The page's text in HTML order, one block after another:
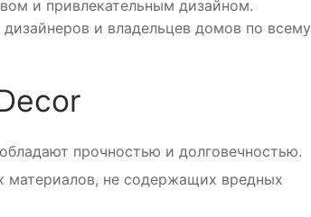
и привлекательным дизайном.
и владельцев домов по всему
прочностью и долговечностью.
материалов, не содержащих вредных